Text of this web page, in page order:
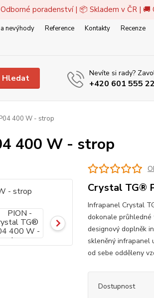
poradenství | 📦 Skladem v ČR | 🚚
nevýhody Reference Kontakty
Recenze
Hledat Nevíte si rady?
+420 601 555
400 W - strop
400 W - strop
Crystal TG®
Infrapanel Crystal
dokonale
designový doplněk
skleněný infrapanel
od sebe odděleny
Dostupnost